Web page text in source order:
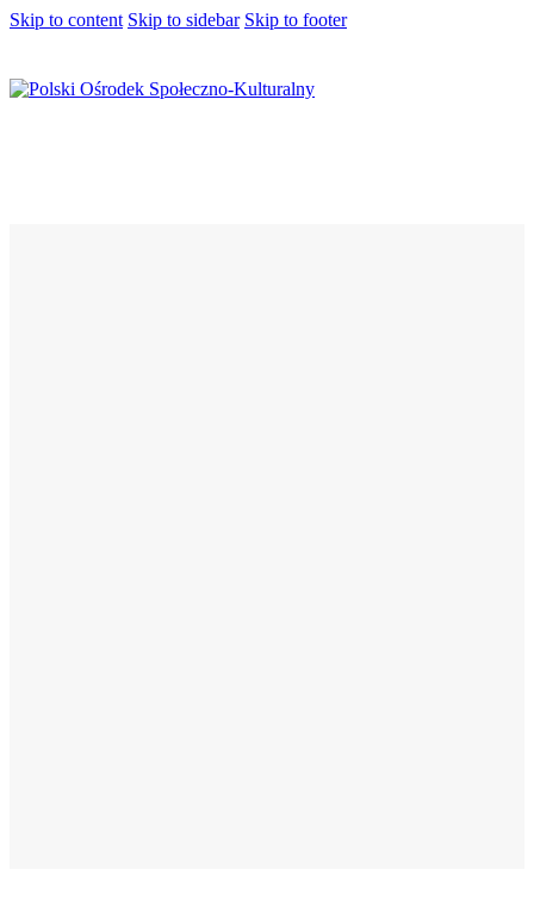
Skip to content Skip to sidebar Skip to footer